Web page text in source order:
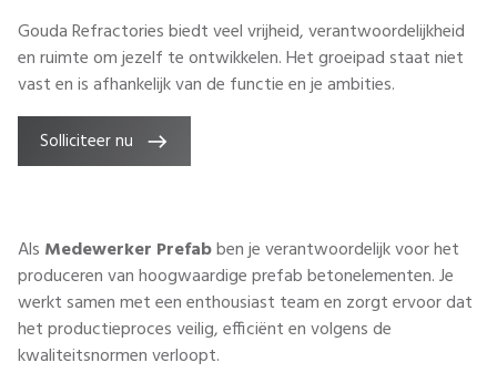
Gouda Refractories biedt veel vrijheid, verantwoordelijkheid
en ruimte om jezelf te ontwikkelen. Het groeipad staat niet
vast en is afhankelijk van de functie en je ambities.
Solliciteer nu
Als Medewerker Prefabben je verantwoordelijk voor het
produceren van hoogwaardige prefab betonelementen. Je
werkt samen met een enthousiast team en zorgt ervoor dat
het productieproces veilig, efficiënt en volgens de
kwaliteitsnormen verloopt.